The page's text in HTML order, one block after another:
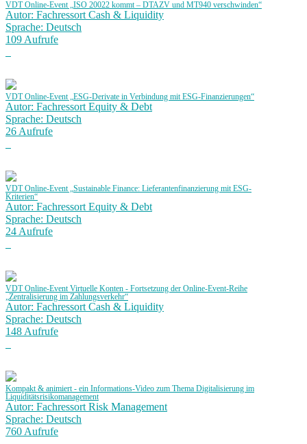
VDT Online-Event „ISO 20022 kommt – DTAZV und MT940 verschwinden“
Autor: Fachressort Cash & Liquidity
Sprache: Deutsch
109 Aufrufe
VDT Online-Event „ESG-Derivate in Verbindung mit ESG-Finanzierungen“
Autor: Fachressort Equity & Debt
Sprache: Deutsch
26 Aufrufe
VDT Online-Event „Sustainable Finance: Lieferantenfinanzierung mit ESG-
Kriterien“
Autor: Fachressort Equity & Debt
Sprache: Deutsch
24 Aufrufe
VDT Online-Event Virtuelle Konten - Fortsetzung der Online-Event-Reihe
„Zentralisierung im Zahlungsverkehr“
Autor: Fachressort Cash & Liquidity
Sprache: Deutsch
148 Aufrufe
Kompakt & animiert - ein Informations-Video zum Thema Digitalisierung im
Liquiditätsrisikomanagement
Autor: Fachressort Risk Management
Sprache: Deutsch
760 Aufrufe